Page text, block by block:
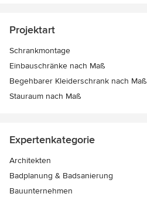
Projektart
Schrankmontage
Einbauschränke nach Maß
Begehbarer Kleiderschrank nach Maß
Stauraum nach Maß
Expertenkategorie
Architekten
Badplanung & Badsanierung
Bauunternehmen